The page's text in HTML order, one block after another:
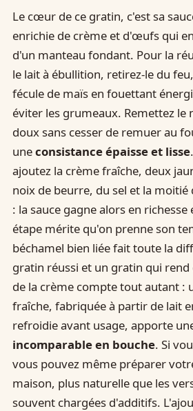
Le cœur de ce gratin, c'est sa
enrichie de crème et d'œufs qui
d'un manteau fondant. Pour la
le lait à ébullition, retirez-le du
fécule de maïs en fouettant
éviter les grumeaux. Remettez le
doux sans cesser de remuer au
uneconsistance épaisse et lisse
ajoutez la crème fraîche, deux
noix de beurre, du sel et la
: la sauce gagne alors en
étape mérite qu'on prenne son
béchamel bien liée fait toute la
gratin réussi et un gratin qui rend
de la crème compte tout autant :
fraîche, fabriquée à partir de lait
refroidie avant usage, apporte
incomparable en bouche. Si
vous pouvez même préparer
maison, plus naturelle que les
souvent chargées d'additifs.